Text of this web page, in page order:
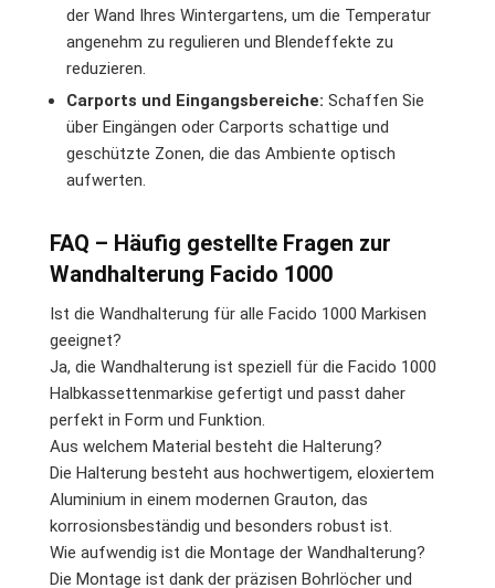
der Wand Ihres Wintergartens, um die Temperatur
angenehm zu regulieren und Blendeffekte zu
reduzieren.
Carports und Eingangsbereiche: Schaffen Sie
über Eingängen oder Carports schattige und
geschützte Zonen, die das Ambiente optisch
aufwerten.
FAQ – Häufig gestellte Fragen zur
Wandhalterung Facido 1000
Ist die Wandhalterung für alle Facido 1000 Markisen
geeignet?
Ja, die Wandhalterung ist speziell für die Facido 1000
Halbkassettenmarkise gefertigt und passt daher
perfekt in Form und Funktion.
Aus welchem Material besteht die Halterung?
Die Halterung besteht aus hochwertigem, eloxiertem
Aluminium in einem modernen Grauton, das
korrosionsbeständig und besonders robust ist.
Wie aufwendig ist die Montage der Wandhalterung?
Die Montage ist dank der präzisen Bohrlöcher und